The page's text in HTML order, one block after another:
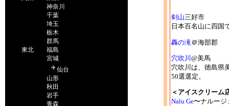
剣山三好市
日本百名山に四国
轟の滝＠海部郡
穴吹川 @美馬
穴吹川は、徳島県
50選選定。
＜アイスクリーム
Nalu Ge〜ナルージ